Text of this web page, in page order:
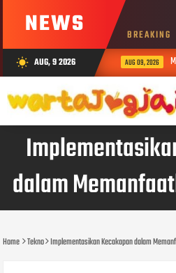
NEWS BREAKING
wb_sunny AUG, 9 2026 AUG 09, 2026
dalam
Home Tekno Implementasikan Kecakapan dalam